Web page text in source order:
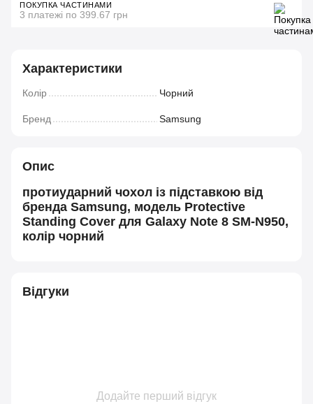
ПОКУПКА ЧАСТИНАМИ
3 платежі по 399.67 грн
Характеристики
Колір Чорний
Бренд Samsung
Опис
протиударний чохол із підставкою від
бренда Samsung, модель Protective
Standing Cover для Galaxy Note 8 SM-N950,
колір чорний
Відгуки
Додайте перший відгук